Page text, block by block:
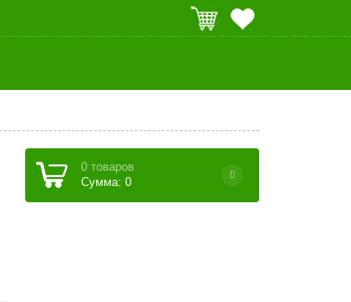
0 товаров
Сумма: 0